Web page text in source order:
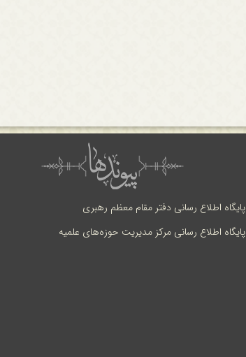
پایگاه اطلاع رسانی دفتر مقام معظم رهبری
پایگاه اطلاع رسانی مرکز مدیریت حوزه‌های علمیه